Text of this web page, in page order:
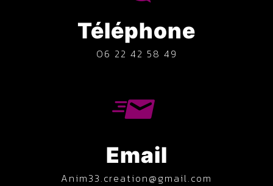
Téléphone
06 22 42 58 49
Email
anim33.creation@gmail.com